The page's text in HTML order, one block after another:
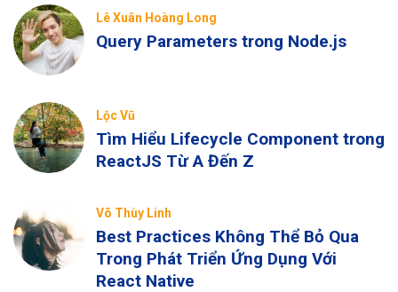
Lê Xuân Hoàng Long
Query Parameters trong Node.js
Lộc Vũ
Tìm Hiểu Lifecycle Component trong
ReactJS Từ A Đến Z
Võ Thùy Linh
Best Practices Không Thể Bỏ Qua
Trong Phát Triển Ứng Dụng Với
React Native